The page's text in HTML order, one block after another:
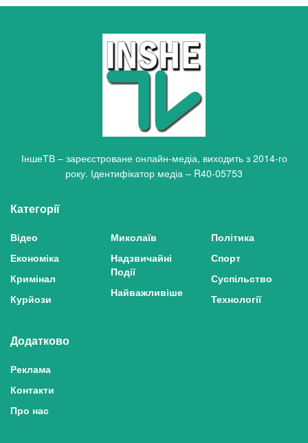
ІншеТВ – зареєстроване онлайн-медіа, виходить з 2014-го
року. Ідентифікатор медіа – R40-05753
Категорії
Відео
Економіка
Кримінал
Курйози
Миколаїв
Надзвичайні
Події
Найважливіше
Політика
Спорт
Суспільство
Технології
Додатково
Реклама
Контакти
Про нас